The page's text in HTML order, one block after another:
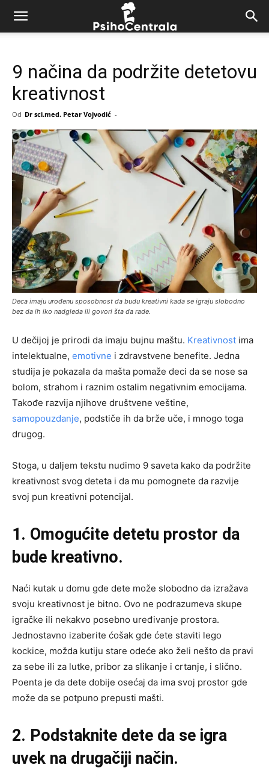
9 načina da podržite detetovu
kreativnost
Od Dr sci.med. Petar Vojvodić -
Deca imaju urođenu sposobnost da budu kreativni kada se igraju slobodno
bez da ih iko nadgleda ili govori šta da rade.
U dečijoj je prirodi da imaju bujnu maštu. Kreativnost ima
intelektualne, emotivne i zdravstvene benefite. Jedna
studija je pokazala da mašta pomaže deci da se nose sa
bolom, strahom i raznim ostalim negativnim emocijama.
Takođe razvija njihove društvene veštine,
samopouzdanje, podstiče ih da brže uče, i mnogo toga
drugog.
Stoga, u daljem tekstu nudimo 9 saveta kako da podržite
kreativnost svog deteta i da mu pomognete da razvije
svoj pun kreativni potencijal.
1. Omogućite detetu prostor da
bude kreativno.
Naći kutak u domu gde dete može slobodno da izražava
svoju kreativnost je bitno. Ovo ne podrazumeva skupe
igračke ili nekakvo posebno uređivanje prostora.
Jednostavno izaberite ćošak gde ćete staviti lego
kockice, možda kutiju stare odeće ako želi nešto da pravi
za sebe ili za lutke, pribor za slikanje i crtanje, i slično.
Poenta je da dete dobije osećaj da ima svoj prostor gde
može da se potpuno prepusti mašti.
2. Podstaknite dete da se igra
uvek na drugačiji način.